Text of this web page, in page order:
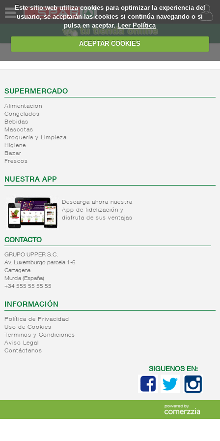
Este sitio web utiliza cookies para optimizar la experiencia del
usuario, se aceptarán las cookies si continúa navegando o si
pulsa en aceptar.Leer Política
ACEPTAR COOKIES
SOMOS
WEB
EJEMPLO
SUPERMERCADO
Alimentacion
Congelados
Bebidas
Mascotas
Droguería y Limpieza
Higiene
Bazar
Frescos
NUESTRA APP
Descarga ahora nuestra
App de fidelización y
disfruta de sus ventajas
CONTACTO
GRUPO UPPER S.C.
Av. Luxemburgo parcela 1-6
Cartagena
Murcia (España)
+34 555 55 55 55
INFORMACIÓN
Política de Privacidad
Uso de Cookies
Terminos y Condiciones
Aviso Legal
Contáctanos
SIGUENOS EN: